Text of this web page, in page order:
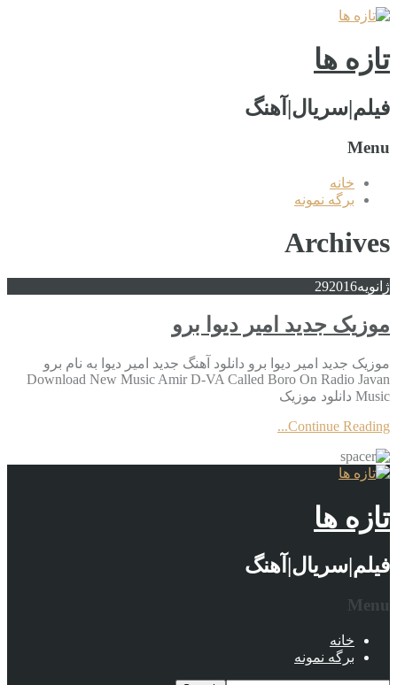
تازه ها
فیلم|سریال|آهنگ
Menu
خانه
برگه نمونه
Archives
ژانویه 292016
موزیک جدید امیر دیوا برو
موزیک جدید امیر دیوا برو دانلود آهنگ جدید امیر دیوا به نام برو
Download New Music Amir D-VA Called Boro On Radio Javan
Music دانلود موزیک
Continue Reading...
تازه ها
فیلم|سریال|آهنگ
Menu
خانه
برگه نمونه